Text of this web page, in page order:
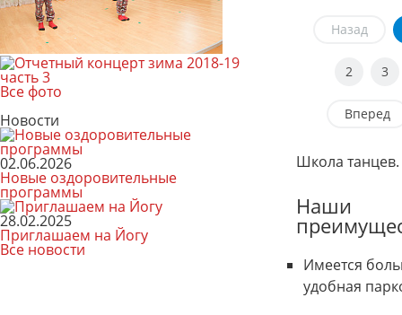
Все фото
Новости
02.06.2026
Новые оздоровительные
программы
28.02.2025
Приглашаем на Йогу
Все новости
Назад
2 3
Вперед
Школа танцев.
Наши
Имеется
удобная